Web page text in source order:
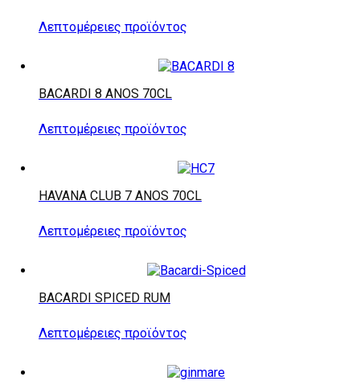
Λεπτομέρειες προϊόντος
BACARDI 8 ANOS 70CL
Λεπτομέρειες προϊόντος
HAVANA CLUB 7 ANOS 70CL
Λεπτομέρειες προϊόντος
BACARDI SPICED RUM
Λεπτομέρειες προϊόντος